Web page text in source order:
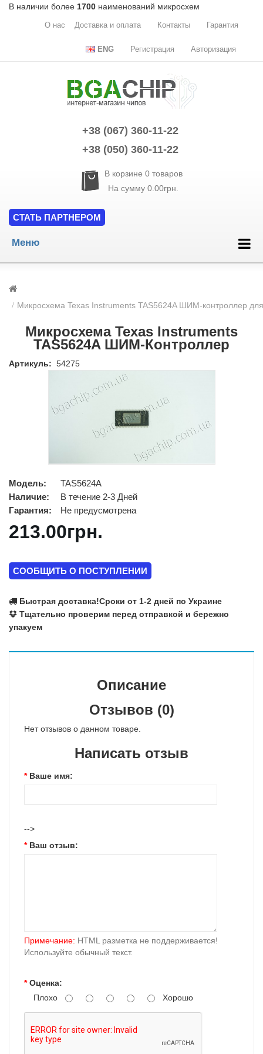
В наличии более 1700 наименований микросхем
О нас Доставка и оплата Контакты Гарантия
ENG Регистрация Авторизация
+38 (067) 360-11-22
+38 (050) 360-11-22
В корзине 0товаров
На сумму 0.00грн.
СТАТЬ ПАРТНЕРОМ
Меню
Микросхема Texas Instruments TAS5624A ШИМ-контроллер для
Микросхема Texas Instruments
TAS5624A ШИМ-Контроллер
Артикуль: 54275
Модель:
TAS5624A
Наличие:
В течение 2-3 Дней
Гарантия:
Не предусмотрена
213.00грн.
СООБЩИТЬ О ПОСТУПЛЕНИИ
Быстрая доставка!Сроки от 1-2 дней по Украине
Тщательно проверим перед отправкой и бережно
упакуем
Описание
Отзывов (0)
Нет отзывов о данном товаре.
Написать отзыв
Ваше имя:
-->
Ваш отзыв:
Примечание: HTML разметка не поддерживается!
Используйте обычный текст.
Оценка:
Плохо
Хорошо